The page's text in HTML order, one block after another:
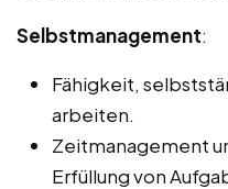
Selbstmanagement:
Fähigkeit,
arbeiten.
Zeitmanagement
Erfüllung von